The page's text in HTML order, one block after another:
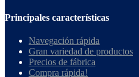
Principales características
Navegación rápida
Gran variedad de productos
Precios de fábrica
Compra rápida!